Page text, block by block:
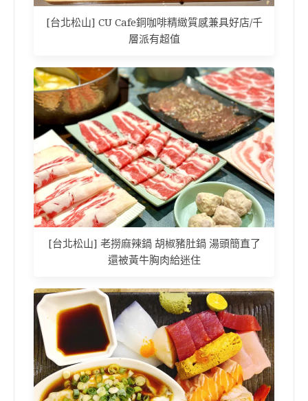
[台北松山] CU Cafe銅咖啡精緻質感兼具好店/千
層派有超值
[台北松山] 老撈麻辣鍋 胡椒豬肚鍋 湯頭簡直了
還被黃牛胸肉給迷住